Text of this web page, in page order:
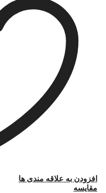
افزودن به علاقه مندی ها
مقایسه